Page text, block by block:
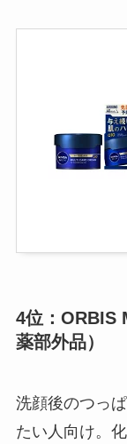
4位：ORBIS
薬部外品）
洗顔後のつっ
たい人向け。